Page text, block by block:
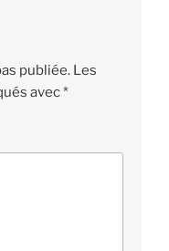
publiée. Les
avec*